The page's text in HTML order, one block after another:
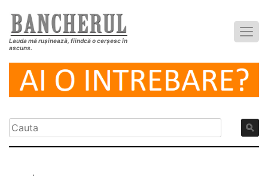
Lauda mă rușinează, fiindcă o cerșesc în
ascuns.